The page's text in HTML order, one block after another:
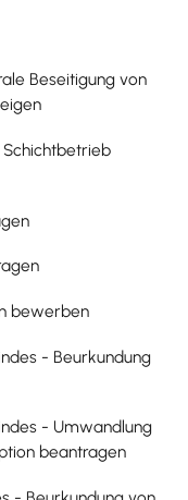
Beseitigung von
bewerben
- Beurkundung
- Umwandlung
beantragen